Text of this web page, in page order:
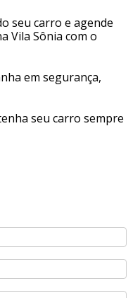
seu carro e agende
Vila Sônia com o
em segurança,
seu carro sempre